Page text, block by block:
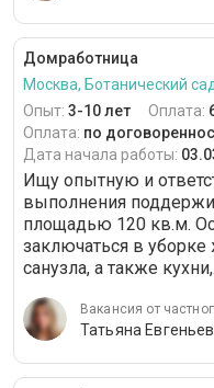
Домработница
Москва, Ботанический
Опыт: 3-10 лет Оплата:
Оплата: по
Дата начала работы:
Ищу опытную и
выполнения
площадью 120 кв.м.
заключаться в
санузла, а также
Вакансия от
Татьяна